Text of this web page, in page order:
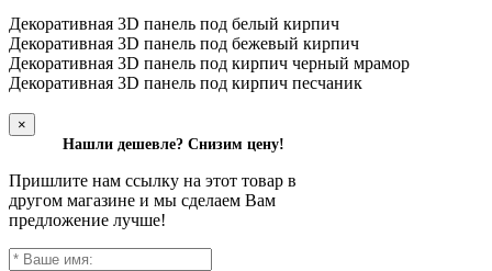
Декоративная 3D панель под белый кирпич
Декоративная 3D панель под бежевый кирпич
Декоративная 3D панель под кирпич черный мрамор
Декоративная 3D панель под кирпич песчаник
×
Нашли дешевле? Снизим цену!
Пришлите нам ссылку на этот товар в
другом магазине и мы сделаем Вам
предложение лучше!